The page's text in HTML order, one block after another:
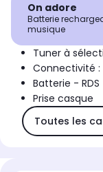
On adore
Batterie
musique
Tuner à
Connectivité :
Batterie - RDS
Prise casque
Toutes les